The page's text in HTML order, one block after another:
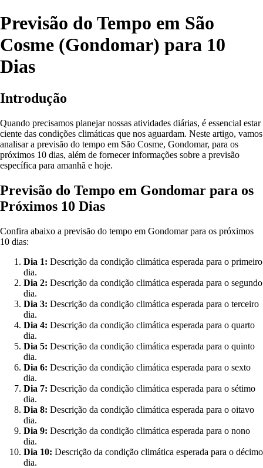
Previsão do Tempo em São
Cosme (Gondomar) para 10
Dias
Introdução
Quando precisamos planejar nossas atividades diárias, é essencial estar
ciente das condições climáticas que nos aguardam. Neste artigo, vamos
analisar a previsão do tempo em São Cosme, Gondomar, para os
próximos 10 dias, além de fornecer informações sobre a previsão
específica para amanhã e hoje.
Previsão do Tempo em Gondomar para os
Próximos 10 Dias
Confira abaixo a previsão do tempo em Gondomar para os próximos
10 dias:
Dia 1: Descrição da condição climática esperada para o primeiro
dia.
Dia 2: Descrição da condição climática esperada para o segundo
dia.
Dia 3: Descrição da condição climática esperada para o terceiro
dia.
Dia 4: Descrição da condição climática esperada para o quarto
dia.
Dia 5: Descrição da condição climática esperada para o quinto
dia.
Dia 6: Descrição da condição climática esperada para o sexto
dia.
Dia 7: Descrição da condição climática esperada para o sétimo
dia.
Dia 8: Descrição da condição climática esperada para o oitavo
dia.
Dia 9: Descrição da condição climática esperada para o nono
dia.
Dia 10: Descrição da condição climática esperada para o décimo
dia.